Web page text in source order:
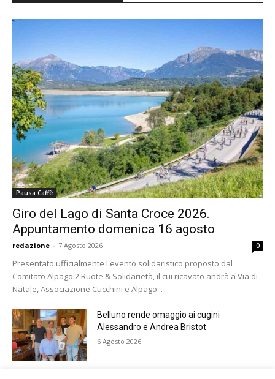
Pausa Caffè
Giro del Lago di Santa Croce 2026.
Appuntamento domenica 16 agosto
redazione - 7 Agosto 2026 0
Presentato ufficialmente l'evento solidaristico proposto dal
Comitato Alpago 2 Ruote & Solidarietà, il cui ricavato andrà a Via di
Natale, Associazione Cucchini e Alpago...
Belluno rende omaggio ai cugini
Alessandro e Andrea Bristot
6 Agosto 2026